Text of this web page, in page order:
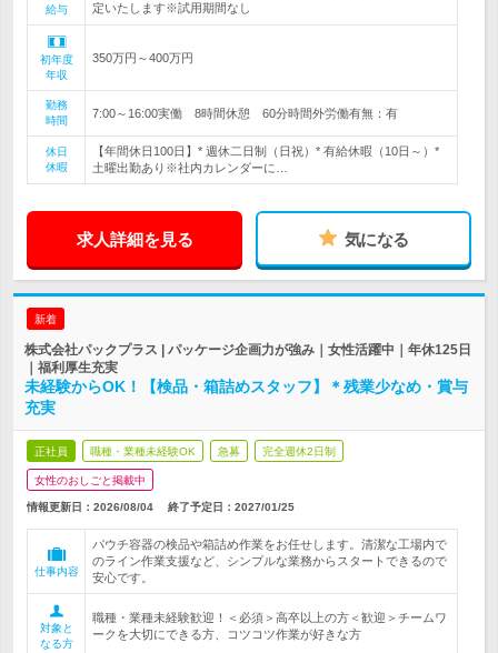
給与
定いたします※試用期間なし
初年度
年収
350万円～400万円
勤務
時間
7:00～16:00実働 8時間休憩 60分時間外労働有無：有
休日
休暇
【年間休日100日】* 週休二日制（日祝）* 有給休暇（10日～）*
土曜出勤あり※社内カレンダーに…
求人詳細を見る 気になる
新着
株式会社パックプラス | パッケージ企画力が強み｜女性活躍中｜年休125日
｜福利厚生充実
未経験からOK！【検品・箱詰めスタッフ】＊残業少なめ・賞与
充実
正社員 職種・業種未経験OK 急募 完全週休2日制
女性のおしごと掲載中
情報更新日：2026/08/04 終了予定日： 2027/01/25
仕事内容
パウチ容器の検品や箱詰め作業をお任せします。清潔な工場内で
のライン作業支援など、シンプルな業務からスタートできるので
安心です。
対象と
なる方
職種・業種未経験歓迎！＜必須＞高卒以上の方＜歓迎＞チームワ
ークを大切にできる方、コツコツ作業が好きな方